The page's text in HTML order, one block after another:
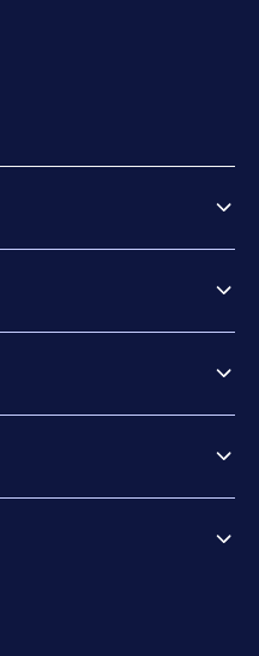
は、システムの
を収集します。
集された情報
用するには、管
選択し、「> 」